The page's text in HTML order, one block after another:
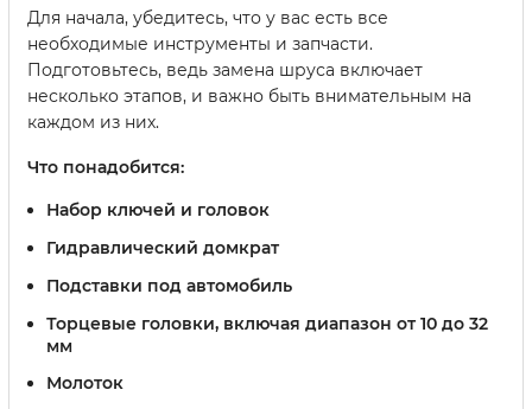
Для начала, убедитесь, что у вас есть все
необходимые инструменты и запчасти.
Подготовьтесь, ведь замена шруса включает
несколько этапов, и важно быть внимательным на
каждом из них.
Что понадобится:
Набор ключей и головок
Гидравлический домкрат
Подставки под автомобиль
Торцевые головки, включая диапазон от 10 до 32
мм
Молоток